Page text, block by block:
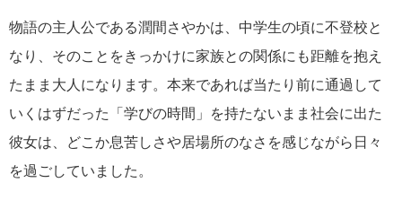
物語の主人公である潤間さやかは、中学生の頃に不登校と
なり、そのことをきっかけに家族との関係にも距離を抱え
たまま大人になります。本来であれば当たり前に通過して
いくはずだった「学びの時間」を持たないまま社会に出た
彼女は、どこか息苦しさや居場所のなさを感じながら日々
を過ごしていました。